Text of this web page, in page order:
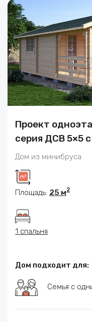
Проект
серия ДСВ 5×5
Дом из минибруса
Площадь: 25 м2
1 спальня
Дом подходит для:
Семья с